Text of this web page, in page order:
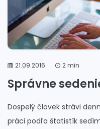
21.09.2016 2 min
Správne
Dospelý človek strávi
práci podľa štatistík